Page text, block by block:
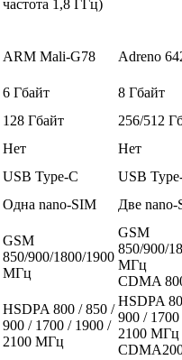
частота 1,8 ГГц)
ARM Mali-G78
Adreno
6 Гбайт
8 Гбайт
128 Гбайт
256/512
Нет
Нет
USB Type-C
USB
Одна nano-SIM Две nano-
GSM
850/900/1800/1900
МГц
GSM
850/900/
МГц
CDMA
HSDPA 800 / 850 /
900 / 1700 / 1900 /
2100 МГц
HSDPA
900 /
2100 МГц